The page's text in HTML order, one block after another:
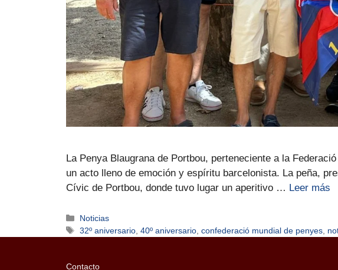
La Penya Blaugrana de Portbou, perteneciente a la
un acto lleno de emoción y espíritu barcelonista. La peña,
Cívic de Portbou, donde tuvo lugar un aperitivo … Leer más
Noticias
32º aniversario ,40º aniversario ,confederació mundial de penyes
Contacto